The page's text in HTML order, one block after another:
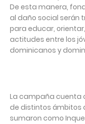
De esta manera,
al daño social serán
para educar,
actitudes entre los
dominicanos y
La campaña cuenta
de distintos ámbitos
sumaron como